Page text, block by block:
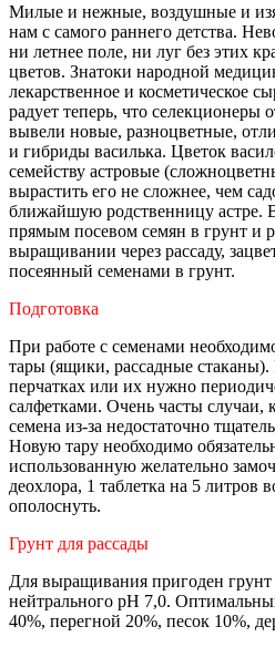
Милые и нежные, воздушные и
нам с самого раннего детства.
ни летнее поле, ни луг без этих
цветов. Знатоки народной
лекарственное и косметическое
радует теперь, что селекционеры
вывели новые, разноцветные,
и гибриды василька. Цветок
семейству астровые
вырастить его не сложнее, чем
ближайшую родственницу астре.
прямым посевом семян в грунт и
выращивании через рассаду,
посеянный семенами в грунт.
Подготовка
При работе с семенами
тары (ящики, рассадные
перчатках или их нужно
салфетками. Очень часты случаи,
семена из-за недостаточно
Новую тару необходимо
использованную желательно
деохлора, 1 таблетка на 5 литров
ополоснуть.
Грунт для рассады
Для выращивания пригоден
нейтрального рН 7,0.
40%, перегной 20%, песок 10%,